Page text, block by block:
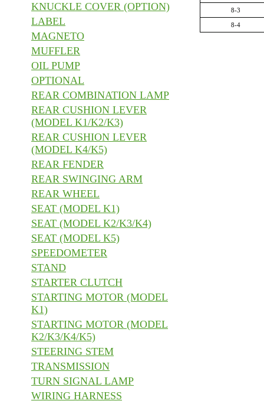
KNUCKLE COVER (OPTION)
LABEL
MAGNETO
MUFFLER
OIL PUMP
OPTIONAL
REAR COMBINATION LAMP
REAR CUSHION LEVER
(MODEL K1/K2/K3)
REAR CUSHION LEVER
(MODEL K4/K5)
REAR FENDER
REAR SWINGING ARM
REAR WHEEL
SEAT (MODEL K1)
SEAT (MODEL K2/K3/K4)
SEAT (MODEL K5)
SPEEDOMETER
STAND
STARTER CLUTCH
STARTING MOTOR (MODEL
K1)
STARTING MOTOR (MODEL
K2/K3/K4/K5)
STEERING STEM
TRANSMISSION
TURN SIGNAL LAMP
WIRING HARNESS
8-3
8-4